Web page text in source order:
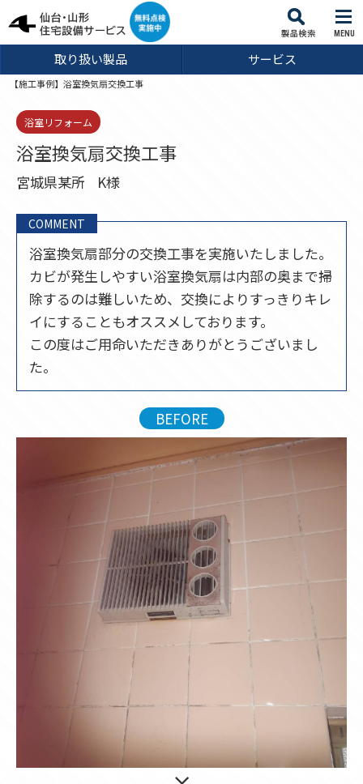
MENU
取り扱い製品 サービス
【施工事例】浴室換気扇交換工事
浴室リフォーム
浴室換気扇交換工事
宮城県某所 K様
COMMENT
浴室換気扇部分の交換工事を実施いたしました。
カビが発生しやすい浴室換気扇は内部の奥まで掃
除するのは難しいため、交換によりすっきりキレ
イにすることもオススメしております。
この度はご用命いただきありがとうございまし
た。
BEFORE